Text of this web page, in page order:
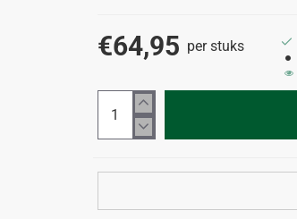
€64,95 per stuks